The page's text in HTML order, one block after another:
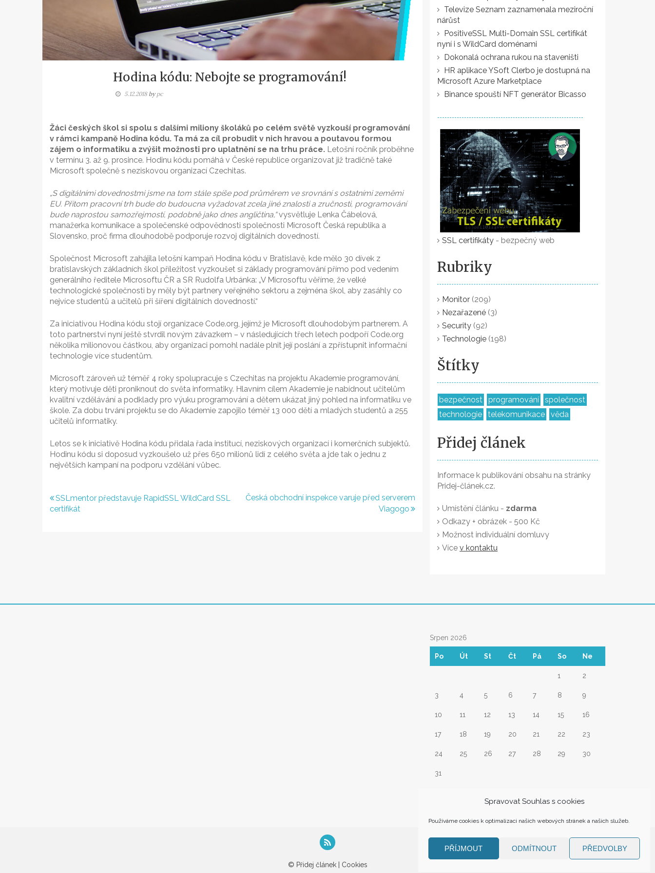
Spravovat Souhlas s cookies
Používáme cookies k optimalizaci našich webových stránek a našich služeb.
PŘÍJMOUT ODMÍTNOUT PŘEDVOLBY
Hodina kódu: Nebojte se programování!
5.12.2018bypc
Žáci českých škol si spolu s dalšími miliony školáků po celém světě vyzkouší programování
v rámci kampaně Hodina kódu. Ta má za cíl probudit v nich hravou a poutavou formou
zájem o informatiku a zvýšit možnosti pro uplatnění se na trhu práce. Letošní ročník proběhne
v termínu 3. až 9. prosince. Hodinu kódu pomáhá v České republice organizovat již tradičně také
Microsoft společně s neziskovou organizací Czechitas.
„S digitálními dovednostmi jsme na tom stále spíše pod průměrem ve srovnání s ostatními zeměmi
EU. Přitom pracovní trh bude do budoucna vyžadovat zcela jiné znalosti a zručnosti, programování
bude naprostou samozřejmostí, podobně jako dnes angličtina,“vysvětluje Lenka Čábelová,
manažerka komunikace a společenské odpovědnosti společnosti Microsoft Česká republika a
Slovensko, proč firma dlouhodobě podporuje rozvoj digitálních dovedností.
Společnost Microsoft zahájila letošní kampaň Hodina kódu v Bratislavě, kde mělo 30 dívek z
bratislavských základních škol příležitost vyzkoušet si základy programování přímo pod vedením
generálního ředitele Microsoftu ČR a SR Rudolfa Urbánka: „V Microsoftu věříme, že velké
technologické společnosti by měly být partnery veřejného sektoru a zejména škol, aby zasáhly co
nejvíce studentů a učitelů při šíření digitálních dovedností.“
Za iniciativou Hodina kódu stojí organizace Code.org, jejímž je Microsoft dlouhodobým partnerem. A
toto partnerství nyní ještě stvrdil novým závazkem – v následujících třech letech podpoří Code.org
několika milionovou částkou, aby organizaci pomohl nadále plnit její poslání a zpřístupnit informační
technologie více studentům.
Microsoft zároveň už téměř 4 roky spolupracuje s Czechitas na projektu Akademie programování,
který motivuje děti proniknout do světa informatiky. Hlavním cílem Akademie je nabídnout učitelům
kvalitní vzdělávání a podklady pro výuku programování a dětem ukázat jiný pohled na informatiku ve
škole. Za dobu trvání projektu se do Akademie zapojilo téměř 13 000 dětí a mladých studentů a 255
učitelů informatiky.
Letos se k iniciativě Hodina kódu přidala řada institucí, neziskových organizací i komerčních subjektů.
Hodinu kódu si doposud vyzkoušelo už přes 650 milionů lidí z celého světa a jde tak o jednu z
největších kampaní na podporu vzdělání vůbec.
Navigace
pro
SSLmentor představuje RapidSSL WildCard SSL
certifikát
Česká obchodní inspekce varuje před serverem
Viagogo
Televize Seznam zaznamenala meziroční
nárůst
PositiveSSL Multi-Domain SSL certifikát
nyní i s WildCard doménami
Dokonalá ochrana rukou na staveništi
HR aplikace YSoft Clerbo je dostupná na
Microsoft Azure Marketplace
Binance spouští NFT generátor Bicasso
SSL certifikáty - bezpečný web
Rubriky
Monitor (209)
Nezařazené (3)
Security (92)
Technologie (198)
Štítky
bezpečnost programování
společnost
technologie
telekomunikace věda
Přidej článek
Informace k publikování obsahu na stránky
Pridej-článek.cz.
Umístění článku - zdarma
Odkazy + obrázek - 500 Kč
Možnost individuální domluvy
Více v kontaktu
Srpen 2026
Po Út St Čt Pá So Ne
1 2
3 4 5 6 7 8 9
10 11 12 13 14 15 16
17 18 19 20 21 22 23
24 25 26 27 28 29 30
31
© Přidej článek | Cookies